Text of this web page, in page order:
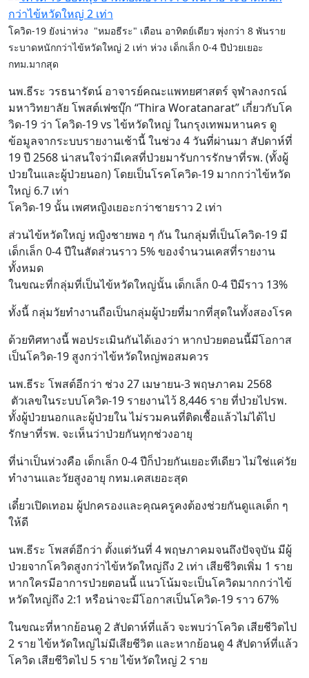
โควิด-19 ยังน่าห่วง "หมอธีระ" เตือน อาทิตย์เดียว พุ่งกว่า 8 พันราย
ระบาดหนักกว่าไข้หวัดใหญ่ 2 เท่า ห่วง เด็กเล็ก 0-4 ปีป่วยเยอะ
กทม.มากสุด
นพ.ธีระ วรธนารัตน์ อาจารย์คณะแพทยศาสตร์ จุฬาลงกรณ์
มหาวิทยาลัย โพสต์เฟซบุ๊ก “Thira Woratanarat” เกี่ยวกับโค
วิด-19 ว่า โควิด-19 vs ไข้หวัดใหญ่ ในกรุงเทพมหานคร ดู
ข้อมูลจากระบบรายงานเช้านี้ ในช่วง 4 วันที่ผ่านมา สัปดาห์ที่
19 ปี 2568 น่าสนใจว่ามีเคสที่ป่วยมารับการรักษาที่รพ. (ทั้งผู้
ป่วยในและผู้ป่วยนอก) โดยเป็นโรคโควิด-19 มากกว่าไข้หวัด
ใหญ่ 6.7 เท่า
โควิด-19 นั้น เพศหญิงเยอะกว่าชายราว 2 เท่า
ส่วนไข้หวัดใหญ่ หญิงชายพอ ๆ กัน ในกลุ่มที่เป็นโควิด-19 มี
เด็กเล็ก 0-4 ปีในสัดส่วนราว 5% ของจำนวนเคสที่รายงาน
ทั้งหมด
ในขณะที่กลุ่มที่เป็นไข้หวัดใหญ่นั้น เด็กเล็ก 0-4 ปีมีราว 13%
ทั้งนี้ กลุ่มวัยทำงานถือเป็นกลุ่มผู้ป่วยที่มากที่สุดในทั้งสองโรค
ด้วยทิศทางนี้ พอประเมินกันได้เองว่า หากป่วยตอนนี้มีโอกาส
เป็นโควิด-19 สูงกว่าไข้หวัดใหญ่พอสมควร
นพ.ธีระ โพสต์อีกว่า ช่วง 27 เมษายน-3 พฤษภาคม 2568
ตัวเลขในระบบโควิด-19 รายงานไว้ 8,446 ราย ที่ป่วยไปรพ.
ทั้งผู้ป่วยนอกและผู้ป่วยใน ไม่รวมคนที่ติดเชื้อแล้วไม่ได้ไป
รักษาที่รพ. จะเห็นว่าป่วยกันทุกช่วงอายุ
ที่น่าเป็นห่วงคือ เด็กเล็ก 0-4 ปีก็ป่วยกันเยอะทีเดียว ไม่ใช่แค่วัย
ทำงานและวัยสูงอายุ กทม.เคสเยอะสุด
เดี๋ยวเปิดเทอม ผู้ปกครองและคุณครูคงต้องช่วยกันดูแลเด็ก ๆ
ให้ดี
นพ.ธีระ โพสต์อีกว่า ตั้งแต่วันที่ 4 พฤษภาคมจนถึงปัจจุบัน มีผู้
ป่วยจากโควิดสูงกว่าไข้หวัดใหญ่ถึง 2 เท่า เสียชีวิตเพิ่ม 1 ราย
หากใครมีอาการป่วยตอนนี้ แนวโน้มจะเป็นโควิดมากกว่าไข้
หวัดใหญ่ถึง 2:1 หรือน่าจะมีโอกาสเป็นโควิด-19 ราว 67%
ในขณะที่หากย้อนดู 2 สัปดาห์ที่แล้ว จะพบว่าโควิด เสียชีวิตไป
2 ราย ไข้หวัดใหญ่ไม่มีเสียชีวิต และหากย้อนดู 4 สัปดาห์ที่แล้ว
โควิด เสียชีวิตไป 5 ราย ไข้หวัดใหญ่ 2 ราย